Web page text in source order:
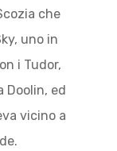
che
uno in
i Tudor,
Doolin, ed
vicino a